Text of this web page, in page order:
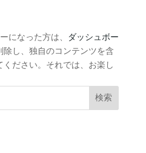
になった方は、
ダッシュボー
し、独自のコンテンツを含
ださい。それでは、お楽し